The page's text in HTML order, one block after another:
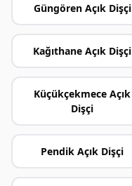
Güngören Açık Dişçi
Kağıthane Açık Dişçi
Küçükçekmece Açık
Dişçi
Pendik Açık Dişçi